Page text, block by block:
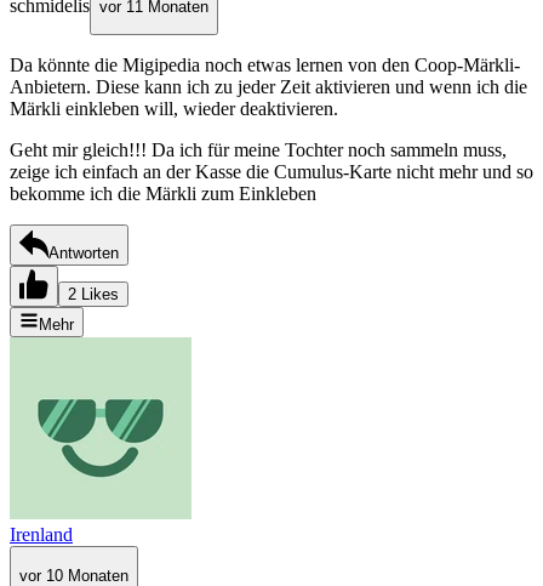
schmidelis vor 11 Monaten
Da könnte die Migipedia noch etwas lernen von den Coop-Märkli-
Anbietern. Diese kann ich zu jeder Zeit aktivieren und wenn ich die
Märkli einkleben will, wieder deaktivieren.
Geht mir gleich!!! Da ich für meine Tochter noch sammeln muss,
zeige ich einfach an der Kasse die Cumulus-Karte nicht mehr und so
bekomme ich die Märkli zum Einkleben
Antworten
2 Likes
Mehr
Irenland
vor 10 Monaten